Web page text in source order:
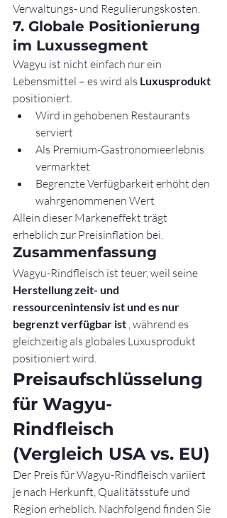
Verwaltungs- und Regulierungskosten.
7. Globale Positionierung
im Luxussegment
Wagyu ist nicht einfach nur ein
Lebensmittel – es wird als Luxusprodukt
positioniert.
Wird in gehobenen Restaurants
serviert
Als Premium-Gastronomieerlebnis
vermarktet
Begrenzte Verfügbarkeit erhöht den
wahrgenommenen Wert
Allein dieser Markeneffekt trägt
erheblich zur Preisinflation bei.
Zusammenfassung
Wagyu-Rindfleisch ist teuer, weil seine
Herstellung zeit- und
ressourcenintensiv ist und es nur
begrenzt verfügbar ist , während es
gleichzeitig als globales Luxusprodukt
positioniert wird.
Preisaufschlüsselung
für Wagyu-
Rindfleisch
(Vergleich USA vs. EU)
Der Preis für Wagyu-Rindfleisch variiert
je nach Herkunft, Qualitätsstufe und
Region erheblich. Nachfolgend finden Sie